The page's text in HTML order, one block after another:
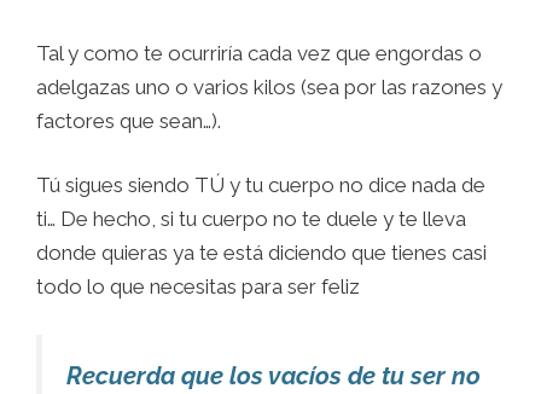
Tal y como te ocurriría cada vez que engordas o
adelgazas uno o varios kilos (sea por las razones y
factores que sean…).
Tú sigues siendo TÚ y tu cuerpo no dice nada de
ti… De hecho, si tu cuerpo no te duele y te lleva
donde quieras ya te está diciendo que tienes casi
todo lo que necesitas para ser feliz
Recuerda que los vacíos de tu ser no